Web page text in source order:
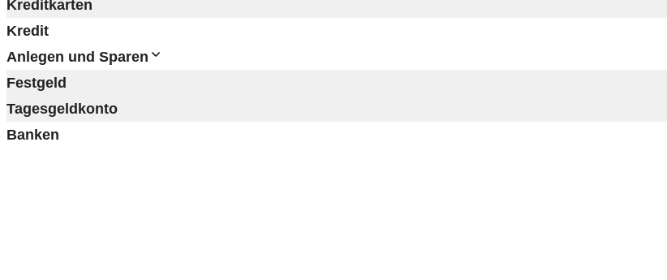
Kreditkarten
Kredit
Anlegen und Sparen
Festgeld
Tagesgeldkonto
Banken